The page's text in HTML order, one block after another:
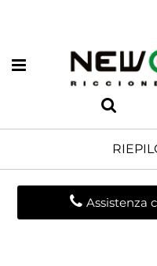
Open menu
Assistenza